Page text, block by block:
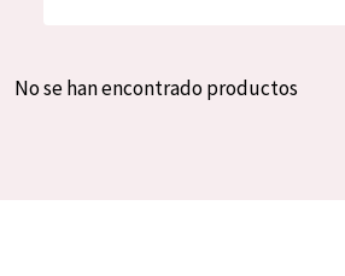
Spanish
No se han encontrado productos